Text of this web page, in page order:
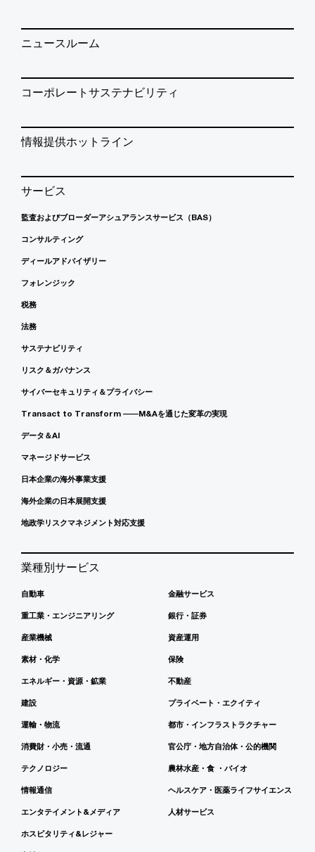
ニュースルーム
コーポレートサステナビリティ
情報提供ホットライン
サービス
監査およびブローダーアシュアランスサービス（BAS）
コンサルティング
ディールアドバイザリー
フォレンジック
税務
法務
サステナビリティ
リスク＆ガバナンス
サイバーセキュリティ＆プライバシー
Transact to Transform ――M&Aを通じた変革の実現
データ＆AI
マネージドサービス
日本企業の海外事業支援
海外企業の日本展開支援
地政学リスクマネジメント対応支援
業種別サービス
自動車
重工業・エンジニアリング
産業機械
素材・化学
エネルギー・資源・鉱業
建設
運輸・物流
消費財・小売・流通
テクノロジー
情報通信
エンタテイメント&メディア
ホスピタリティ&レジャー
金融サービス
銀行・証券
資産運用
保険
不動産
プライベート・エクイティ
都市・インフラストラクチャー
官公庁・地方自治体・公的機関
農林水産・食 ・バイオ
ヘルスケア・医薬ライフサイエンス
人材サービス